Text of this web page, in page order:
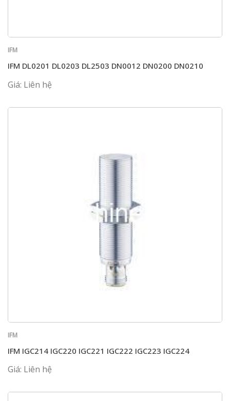
IFM
IFM DL0201 DL0203 DL2503 DN0012 DN0200 DN0210
Giá: Liên hệ
IFM
IFM IGC214 IGC220 IGC221 IGC222 IGC223 IGC224
Giá: Liên hệ